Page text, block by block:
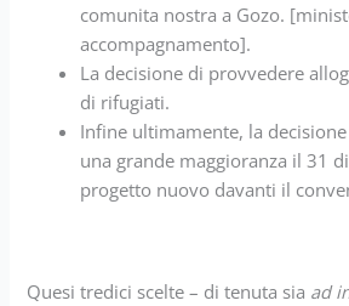
comunita nostra a Gozo.
accompagnamento].
La decisione di provvedere
di rifugiati.
Infine ultimamente, la
una grande maggioranza il 31
progetto nuovo davanti il
Quesi tredici scelte – di tenuta sia ad